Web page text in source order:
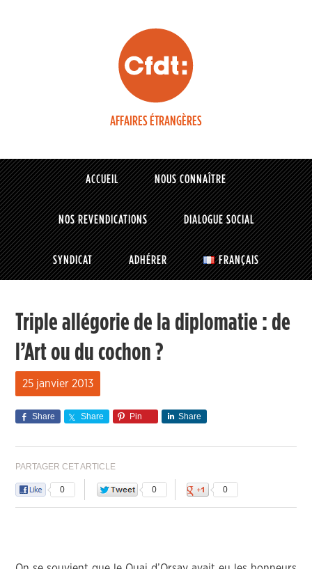
AFFAIRES ÉTRANGÈRES
ACCUEIL NOUS CONNAÎTRE
NOS REVENDICATIONS DIALOGUE SOCIAL
SYNDICAT ADHÉRER FRANÇAIS
Triple allégorie de la diplomatie : de
l’Art ou du cochon ?
25 janvier 2013
Share Share Pin Share
PARTAGER CET ARTICLE
0 0 0